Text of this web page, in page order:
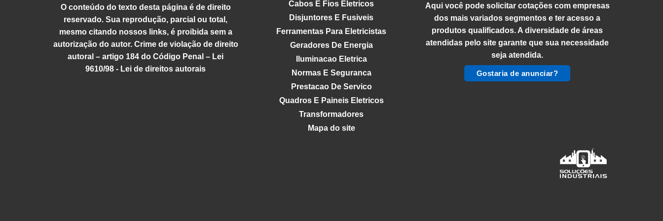
O conteúdo do texto desta página é de direito
reservado. Sua reprodução, parcial ou total,
mesmo citando nossos links, é proibida sem a
autorização do autor. Crime de violação de direito
autoral – artigo 184 do Código Penal – Lei
9610/98 - Lei de direitos autorais
Cabos E Fios Eletricos
Disjuntores E Fusiveis
Ferramentas Para Eletricistas
Geradores De Energia
Iluminacao Eletrica
Normas E Seguranca
Prestacao De Servico
Quadros E Paineis Eletricos
Transformadores
Mapa do site
Aqui você pode solicitar cotações com empresas
dos mais variados segmentos e ter acesso a
produtos qualificados. A diversidade de áreas
atendidas pelo site garante que sua necessidade
seja atendida.
Gostaria de anunciar?